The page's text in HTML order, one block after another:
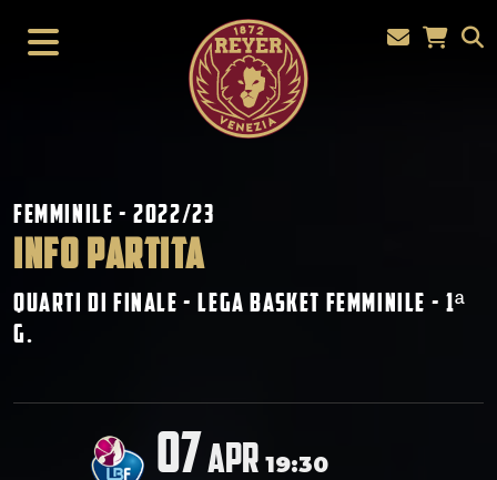
Femminile - 2022/23
INFO PARTITA
Quarti di Finale - Lega Basket Femminile - 1ª
G.
07apr 19:30